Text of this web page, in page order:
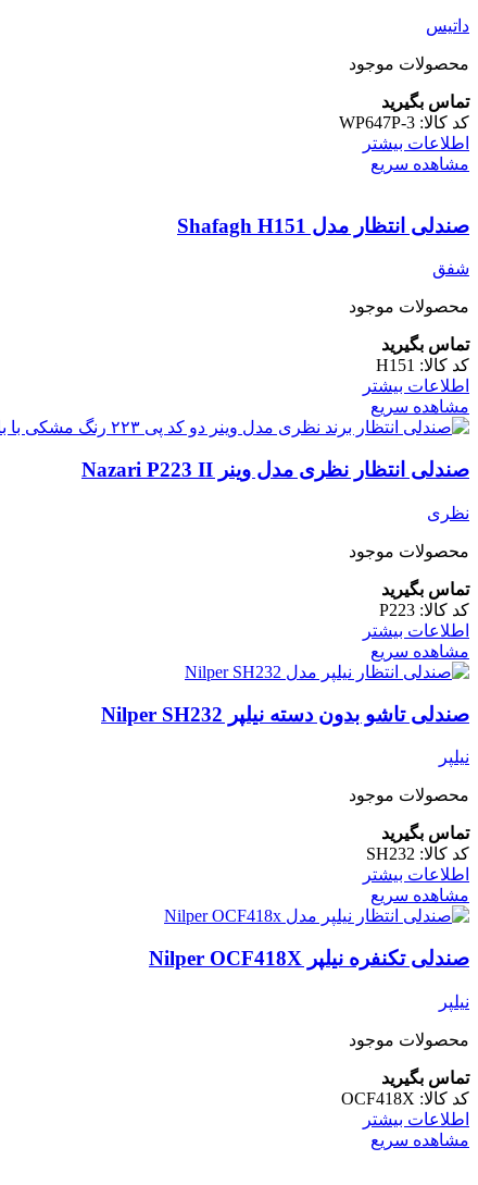
داتیس
محصولات موجود
تماس بگیرید
کد کالا: WP647P-3
اطلاعات بیشتر
مشاهده سریع
صندلی انتظار مدل Shafagh H151
شفق
محصولات موجود
تماس بگیرید
کد کالا: H151
اطلاعات بیشتر
مشاهده سریع
صندلی انتظار نظری مدل وینر Nazari P223 II
نظری
محصولات موجود
تماس بگیرید
کد کالا: P223
اطلاعات بیشتر
مشاهده سریع
صندلی تاشو بدون دسته نیلپر Nilper SH232
نیلپر
محصولات موجود
تماس بگیرید
کد کالا: SH232
اطلاعات بیشتر
مشاهده سریع
صندلی تکنفره نیلپر Nilper OCF418X
نیلپر
محصولات موجود
تماس بگیرید
کد کالا: OCF418X
اطلاعات بیشتر
مشاهده سریع